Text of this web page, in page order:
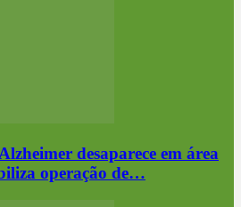
desaparece em área
operação de…